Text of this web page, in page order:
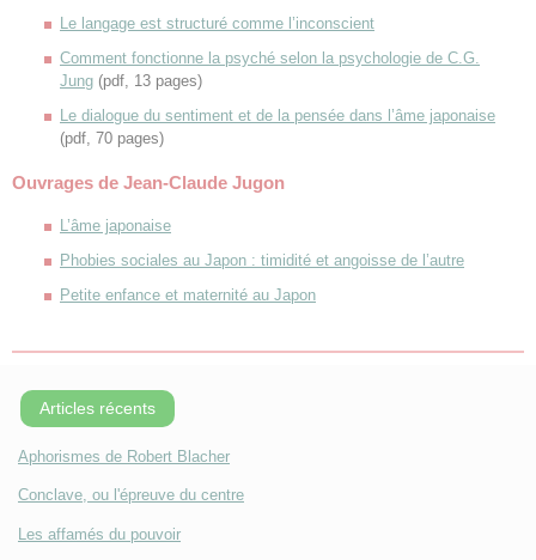
Le langage est structuré comme l’inconscient
Comment fonctionne la psyché selon la psychologie de C.G.
Jung (pdf, 13 pages)
Le dialogue du sentiment et de la pensée dans l’âme japonaise
(pdf, 70 pages)
Ouvrages de Jean-Claude Jugon
L’âme japonaise
Phobies sociales au Japon : timidité et angoisse de l’autre
Petite enfance et maternité au Japon
Articles récents
Aphorismes de Robert Blacher
Conclave, ou l'épreuve du centre
Les affamés du pouvoir